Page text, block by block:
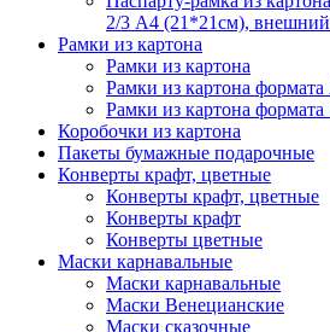
2/3 А4 (21*21см),
Рамки из картона
Рамки из картона
Рамки из картона
Рамки из картона
Коробочки из картона
Пакеты бумажные подарочные
Конверты крафт, цветные
Конверты крафт, цветные
Конверты крафт
Конверты цветные
Маски карнавальные
Маски карнавальные
Маски Венецианские
Маски сказочные